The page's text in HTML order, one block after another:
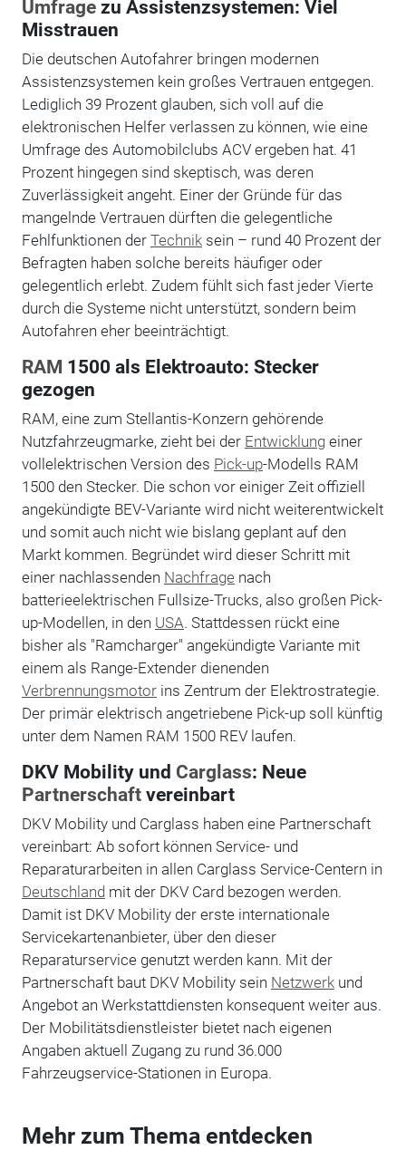
Umfragezu Assistenzsystemen: Viel
Misstrauen
Die deutschen Autofahrer bringen modernen
Assistenzsystemen kein großes Vertrauen entgegen.
Lediglich 39 Prozent glauben, sich voll auf die
elektronischen Helfer verlassen zu können, wie eine
Umfrage des Automobilclubs ACV ergeben hat. 41
Prozent hingegen sind skeptisch, was deren
Zuverlässigkeit angeht. Einer der Gründe für das
mangelnde Vertrauen dürften die gelegentliche
Fehlfunktionen der Techniksein – rund 40 Prozent der
Befragten haben solche bereits häufiger oder
gelegentlich erlebt. Zudem fühlt sich fast jeder Vierte
durch die Systeme nicht unterstützt, sondern beim
Autofahren eher beeinträchtigt.
RAM 1500 als Elektroauto: Stecker
gezogen
RAM, eine zum Stellantis-Konzern gehörende
Nutzfahrzeugmarke, zieht bei der Entwicklungeiner
vollelektrischen Version des Pick-up-Modells RAM
1500 den Stecker. Die schon vor einiger Zeit offiziell
angekündigte BEV-Variante wird nicht weiterentwickelt
und somit auch nicht wie bislang geplant auf den
Markt kommen. Begründet wird dieser Schritt mit
einer nachlassenden Nachfrage nach
batterieelektrischen Fullsize-Trucks, also großen Pick-
up-Modellen, in den USA. Stattdessen rückt eine
bisher als "Ramcharger" angekündigte Variante mit
einem als Range-Extender dienenden
Verbrennungsmotorins Zentrum der Elektrostrategie.
Der primär elektrisch angetriebene Pick-up soll künftig
unter dem Namen RAM 1500 REV laufen.
DKV Mobility und Carglass: Neue
Partnerschaftvereinbart
DKV Mobility und Carglass haben eine Partnerschaft
vereinbart: Ab sofort können Service- und
Reparaturarbeiten in allen Carglass Service-Centern in
Deutschland mit der DKV Card bezogen werden.
Damit ist DKV Mobility der erste internationale
Servicekartenanbieter, über den dieser
Reparaturservice genutzt werden kann. Mit der
Partnerschaft baut DKV Mobility sein Netzwerkund
Angebot an Werkstattdiensten konsequent weiter aus.
Der Mobilitätsdienstleister bietet nach eigenen
Angaben aktuell Zugang zu rund 36.000
Fahrzeugservice-Stationen in Europa.
Mehr zum Thema entdecken